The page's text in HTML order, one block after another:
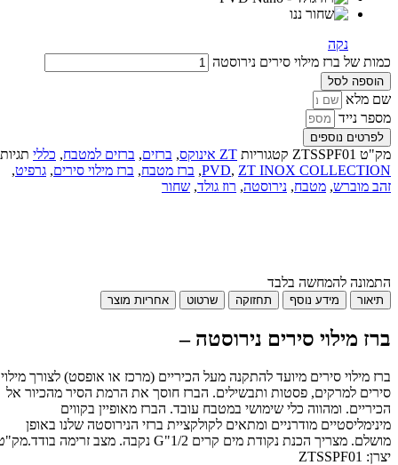
נקה
כמות של ברז מילוי סירים נירוסטה
הוספה לסל
שם מלא
מספר נייד
לפרטים נוספים
מק"טZTSSPF01 קטגוריות ZT אינוקס​ ,ברזים,ברזים למטבח,כללי תגיות
PVD ,ZT INOX COLLECTION
,ברז מטבח,ברז מילוי סירים,גרפיט,
זהב מוברש,מטבח,נירוסטה,רוז גולד,שחור
התמונה להמחשה בלבד
תיאור מידע נוסף תחזוקה שרטוט אחריות מוצר
ברז מילוי סירים נירוסטה –
ברז מילוי סירים מיועד להתקנה מעל הכיריים (מרכז או אופסט) לצורך מילוי
סירים למרקים, פסטות ותבשילים. הברז חוסך את הרמת הסיר מהכיור אל
הכיריים. ומהווה כלי שימושי במטבח עובד. הברז מאופיין בקווים
מינימליסטיים מודרניים ומתאים לקולקציית ברזי הנירוסטה שלנו באופן
מושלם. מצריך הכנת נקודת מים קרים 1/2"G נקבה. מצב זרימה בודד.מק"ט
יצרן: ZTSSPF01